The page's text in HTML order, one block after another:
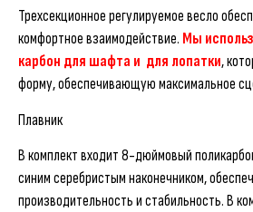
Трехсекционное регулируемое весло
комфортное взаимодействие. Мы
карбон для шафта и для лопатки,
форму, обеспечивающую максимальное
Плавник
В комплект входит 8-дюймовый
синим серебристым наконечником,
производительность и стабильность. В